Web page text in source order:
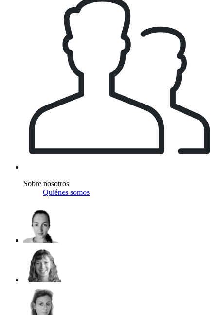
Sobre nosotros
Quiénes somos